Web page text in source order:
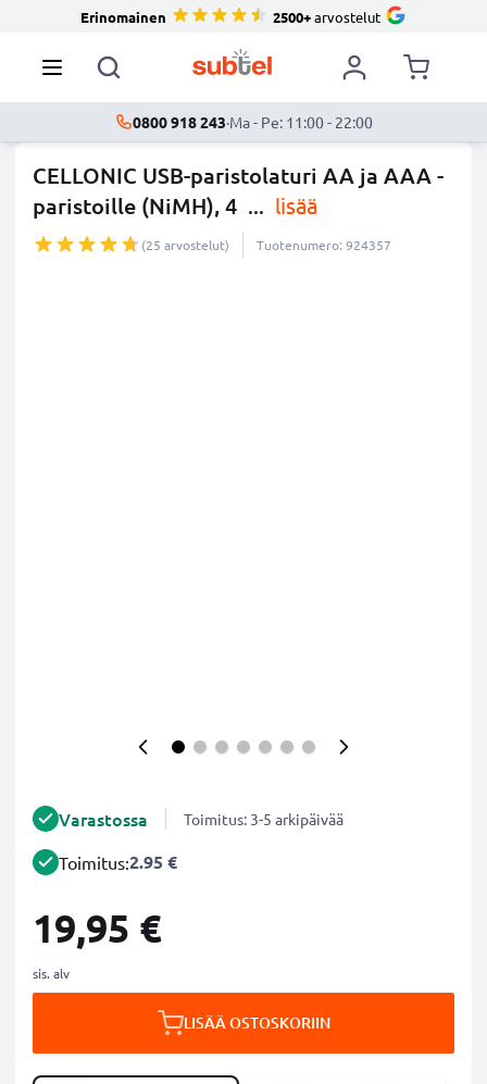
Erinomainen 2500+arvostelut
0800 918 243·Ma - Pe: 11:00 - 22:00
CELLONIC USB-paristolaturi AA ja AAA -
paristoille (NiMH), 4 ... lisää
(25 arvostelut) Tuotenumero: 924357
Varastossa Toimitus: 3-5 arkipäivää
Toimitus:2.95 €
19,95 €
sis. alv
LISÄÄ OSTOSKORIIN